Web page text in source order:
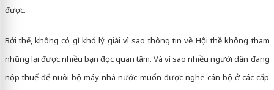
được.
Bởi thế, không có gì khó lý giải vì sao thông tin về Hội thề không tham
nhũng lại được nhiều bạn đọc quan tâm. Và vì sao nhiều người dân đang
nộp thuế để nuôi bộ máy nhà nước muốn được nghe cán bộ ở các cấp